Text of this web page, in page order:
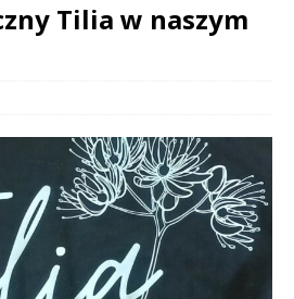
Tilia w naszym